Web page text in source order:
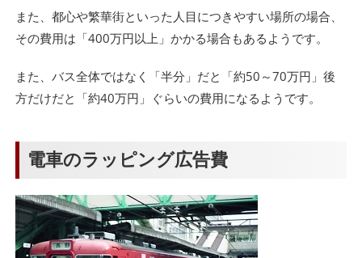
また、都心や繁華街といった人目につきやすい場所の場合、
その費用は「400万円以上」かかる場合もあるようです。
また、バス全体ではなく「半分」だと「約50～70万円」後
方だけだと「約40万円」ぐらいの費用になるようです。
電車のラッピング広告費